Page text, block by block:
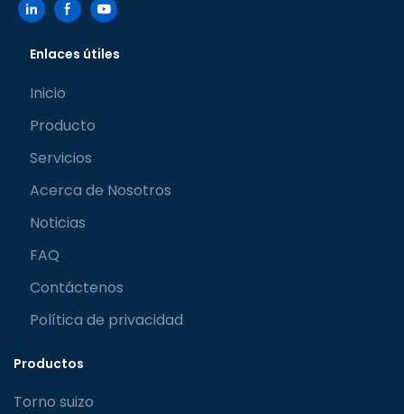
Enlaces útiles
Inicio
Producto
Servicios
Acerca de Nosotros
Noticias
FAQ
Contáctenos
Política de privacidad
Productos
Torno suizo